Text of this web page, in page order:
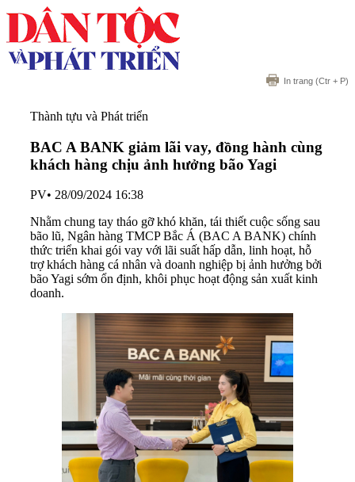
In trang (Ctr + P)
Thành tựu và Phát triển
BAC A BANK giảm lãi vay, đồng hành cùng
khách hàng chịu ảnh hưởng bão Yagi
PV• 28/09/2024 16:38
Nhằm chung tay tháo gỡ khó khăn, tái thiết cuộc sống sau
bão lũ, Ngân hàng TMCP Bắc Á (BAC A BANK) chính
thức triển khai gói vay với lãi suất hấp dẫn, linh hoạt, hỗ
trợ khách hàng cá nhân và doanh nghiệp bị ảnh hưởng bởi
bão Yagi sớm ổn định, khôi phục hoạt động sản xuất kinh
doanh.